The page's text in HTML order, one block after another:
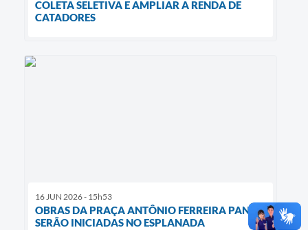
COLETA SELETIVA E AMPLIAR A RENDA DE
CATADORES
16 JUN 2026 - 15h53
OBRAS DA PRAÇA ANTÔNIO FERREIRA PANTA
SERÃO INICIADAS NO ESPLANADA